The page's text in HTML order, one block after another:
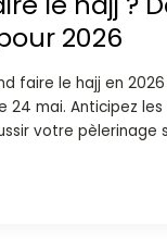
2026
faire le hajj en
24 mai. Anticipez
votre pèlerinage